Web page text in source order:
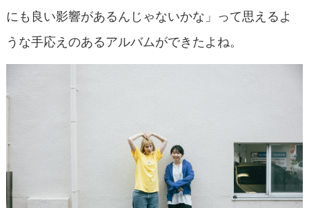
にも良い影響があるんじゃないかな」って思えるよ
うな手応えのあるアルバムができたよね。